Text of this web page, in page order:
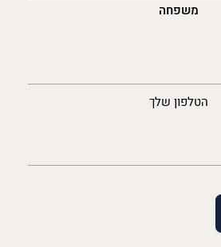
משפחה
הטלפון שלך
(חובה)